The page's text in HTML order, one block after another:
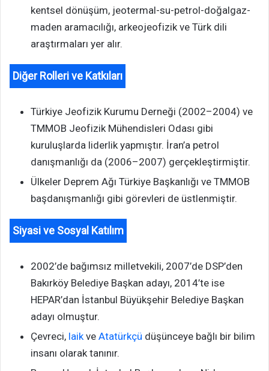
kentsel dönüşüm, jeotermal-su-petrol-doğalgaz-
maden aramacılığı, arkeojeofizik ve Türk dili
araştırmaları yer alır.
Diğer Rolleri ve Katkıları
Türkiye Jeofizik Kurumu Derneği (2002–2004) ve
TMMOB Jeofizik Mühendisleri Odası gibi
kuruluşlarda liderlik yapmıştır. İran’a petrol
danışmanlığı da (2006–2007) gerçekleştirmiştir.
Ülkeler Deprem Ağı Türkiye Başkanlığı ve TMMOB
başdanışmanlığı gibi görevleri de üstlenmiştir.
Siyasi ve Sosyal Katılım
2002’de bağımsız milletvekili, 2007’de DSP’den
Bakırköy Belediye Başkan adayı, 2014’te ise
HEPAR’dan İstanbul Büyükşehir Belediye Başkan
adayı olmuştur.
Çevreci, laik ve Atatürkçü düşünceye bağlı bir bilim
insanı olarak tanınır.